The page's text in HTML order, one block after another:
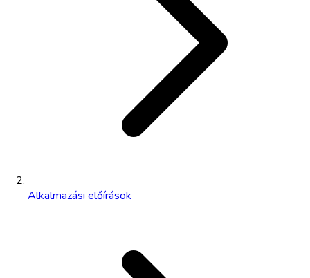
Alkalmazási előírások